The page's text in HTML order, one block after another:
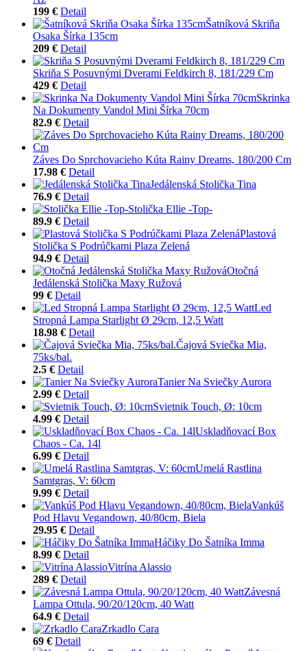
199 € Detail
Šatníková Skriňa
Osaka Šírka 135cm
209 € Detail
Skriňa S Posuvnými Dverami Feldkirch 8, 181/229 Cm
429 € Detail
Skrinka
Na Dokumenty Vandol Mini Šírka 70cm
82.9 € Detail
Záves Do Sprchovacieho Kúta Rainy Dreams, 180/200 Cm
17.98 € Detail
Jedálenská Stolička Tina
76.9 € Detail
Stolička Ellie -Top-
89.9 € Detail
Plastová
Stolička S Podrúčkami Plaza Zelená
94.9 € Detail
Otočná
Jedálenská Stolička Maxy Ružová
99 € Detail
Led
Stropná Lampa Starlight Ø 29cm, 12,5 Watt
18.98 € Detail
Čajová Sviečka Mia,
75ks/bal.
2.5 € Detail
Tanier Na Sviečky Aurora
2.99 € Detail
Svietnik Touch, Ø: 10cm
4.99 € Detail
Uskladňovací Box
Chaos - Ca. 14l
6.99 € Detail
Umelá Rastlina
Samtgras, V: 60cm
9.99 € Detail
Vankúš
Pod Hlavu Vegandown, 40/80cm, Biela
29.95 € Detail
Háčiky Do Šatníka Imma
8.99 € Detail
Vitrína Alassio
289 € Detail
Závesná
Lampa Ottula, 90/20/120cm, 40 Watt
64.9 € Detail
Zrkadlo Cara
69 € Detail